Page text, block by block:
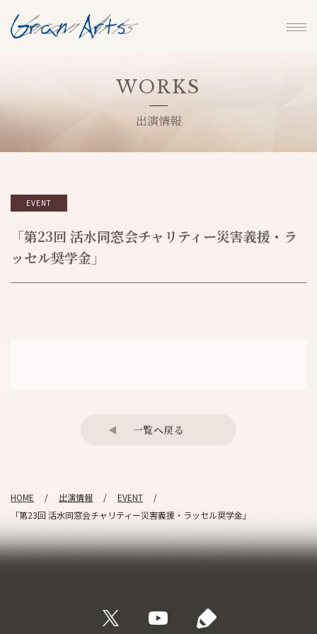
WORKS
出演情報
EVENT
「第23回 活水同窓会チャリティー災害義援・ラ
ッセル奨学金」
一覧へ戻る
HOME 出演情報
EVENT
「第23回 活水同窓会チャリティー災害義援・ラッセル奨学金」